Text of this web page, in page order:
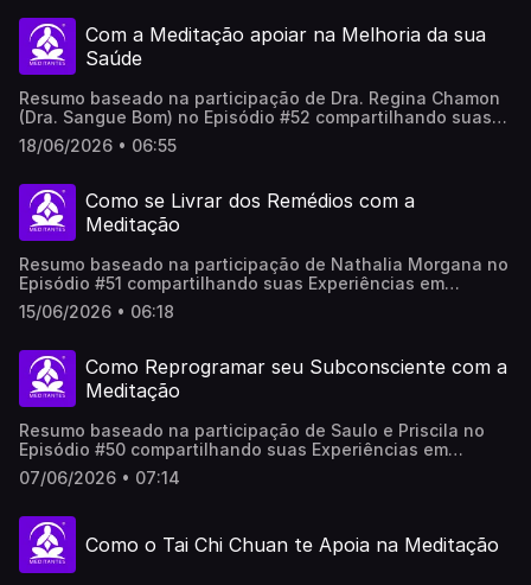
necessariamente em 100% a opinião do(a/as)
participantes.Com a Meditação apoiar na Melhoria da sua
Saúde
Resumo baseado na participação de Dra. Regina Chamon
(Dra. Sangue Bom) no Episódio #52 compartilhando suas
Experiências em Meditação no Meditantes PodCast. .Este
vídeo foi produzido por Inteligência Artificial, revisado e
necessariamente em 100% a opinião do(a/as)
participantes.
18/06/2026 • 06:55
Como se Livrar dos Remédios com a
Meditação
Resumo baseado na participação de Nathalia Morgana no
Episódio #51 compartilhando suas Experiências em
Meditação no Meditantes PodCast. .Este vídeo foi
produzido por Inteligência Artificial, revisado e adaptado
100% a opinião do(a/as) participantes.
15/06/2026 • 06:18
Como Reprogramar seu Subconsciente com a
Meditação
Resumo baseado na participação de Saulo e Priscila no
Episódio #50 compartilhando suas Experiências em
Meditação no Meditantes PodCast. .Este vídeo foi
produzido por Inteligência Artificial, revisado e adaptado
100% a opinião do(a/as) participantes.
07/06/2026 • 07:14
Como o Tai Chi Chuan te Apoia na Meditação